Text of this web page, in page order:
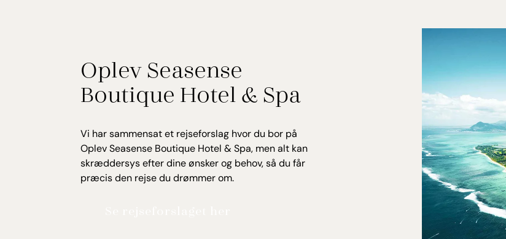
Oplev Seasense
Boutique Hotel & Spa
Vi har sammensat et rejseforslag hvor du bor på
Oplev Seasense Boutique Hotel & Spa, men alt kan
skræddersys efter dine ønsker og behov, så du får
præcis den rejse du drømmer om.